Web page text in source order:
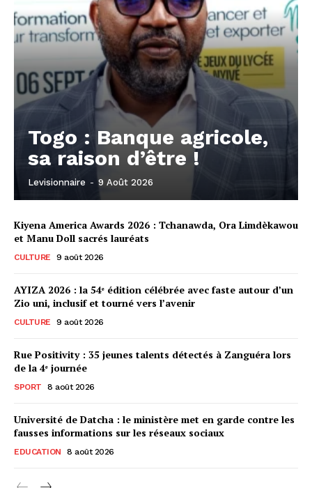
Togo : Banque agricole,
sa raison d’être !
Levisionnaire - 9 Août 2026
Kiyena America Awards 2026 : Tchanawda, Ora Limdèkawou
et Manu Doll sacrés lauréats
CULTURE 9 août 2026
AYIZA 2026 : la 54ᵉ édition célébrée avec faste autour d’un
Zio uni, inclusif et tourné vers l’avenir
CULTURE 9 août 2026
Rue Positivity : 35 jeunes talents détectés à Zanguéra lors
de la 4ᵉ journée
SPORT 8 août 2026
Université de Datcha : le ministère met en garde contre les
fausses informations sur les réseaux sociaux
EDUCATION 8 août 2026